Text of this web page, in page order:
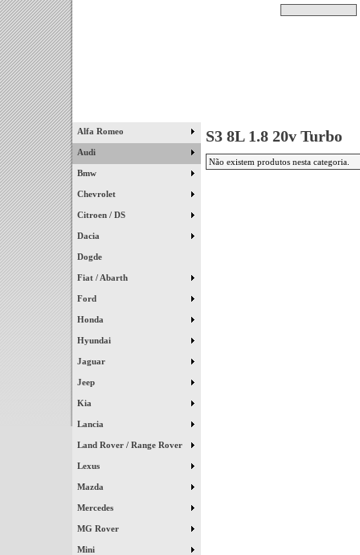
Alfa Romeo
Audi
Bmw
Chevrolet
Citroen / DS
Dacia
Dogde
Fiat / Abarth
Ford
Honda
Hyundai
Jaguar
Jeep
Kia
Lancia
Land Rover / Range Rover
Lexus
Mazda
Mercedes
MG Rover
Mini
S3 8L 1.8 20v Turbo
Não existem produtos nesta categoria.